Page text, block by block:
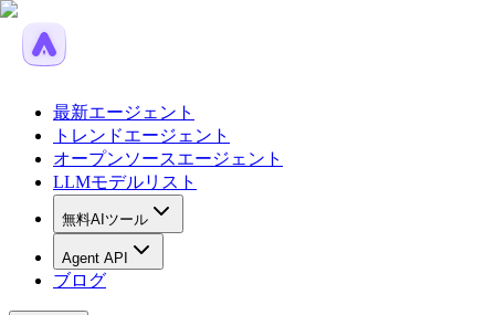
最新エージェント
トレンドエージェント
オープンソースエージェント
LLMモデルリスト
無料AIツール
Agent API
ブログ